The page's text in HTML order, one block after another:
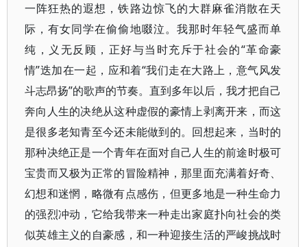
一阵狂热的遐想，铁路边惊飞的大群麻雀消散在天
际，有女同学在偷偷地啜泣。我那时年轻气盛而单
纯，义无反顾，正好与当时充斥于社会的“革命豪
情”迭加在一起，应和着“我们走在大路上，意气风发
斗志昂扬”的歌声的节奏。直到多年以后，我才把自己
奔向人生的决绝从这种虚假的豪情上剥离开来，而这
是很多老知青至今还未能做到的。回想起来，当时的
那种决绝正是一个青年在面对自己人生的前途时极可
宝贵而又极为正常的冒险精神，那里面充满着好奇、
幻想和迷惘，略微有点感伤，但更多地是一种生命力
的强烈冲动，它给我带来一种走出家庭扑向社会的类
似英雄主义的自豪感，和一种迎接生活的严峻挑战时